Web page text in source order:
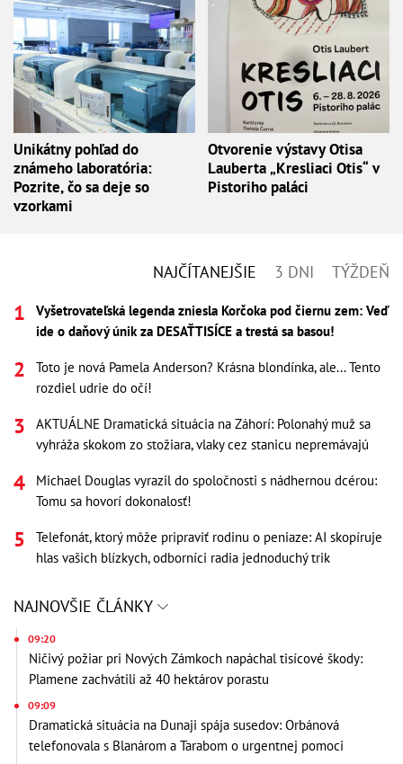
Unikátny pohľad do
známeho laboratória:
Pozrite, čo sa deje so
vzorkami
Otvorenie výstavy Otisa
Lauberta „Kresliaci Otis“ v
Pistoriho paláci
NAJČÍTANEJŠIE 3 DNI TÝŽDEŇ
Vyšetrovateľská legenda zniesla Korčoka pod čiernu zem: Veď
ide o daňový únik za DESAŤTISÍCE a trestá sa basou!
Toto je nová Pamela Anderson? Krásna blondínka, ale... Tento
rozdiel udrie do očí!
AKTUÁLNE Dramatická situácia na Záhorí: Polonahý muž sa
vyhráža skokom zo stožiara, vlaky cez stanicu nepremávajú
Michael Douglas vyrazil do spoločnosti s nádhernou dcérou:
Tomu sa hovorí dokonalosť!
Telefonát, ktorý môže pripraviť rodinu o peniaze: AI skopíruje
hlas vašich blízkych, odborníci radia jednoduchý trik
NAJNOVŠIE ČLÁNKY
09:20
Ničivý požiar pri Nových Zámkoch napáchal tisícové škody:
Plamene zachvátili až 40 hektárov porastu
09:09
Dramatická situácia na Dunaji spája susedov: Orbánová
telefonovala s Blanárom a Tarabom o urgentnej pomoci